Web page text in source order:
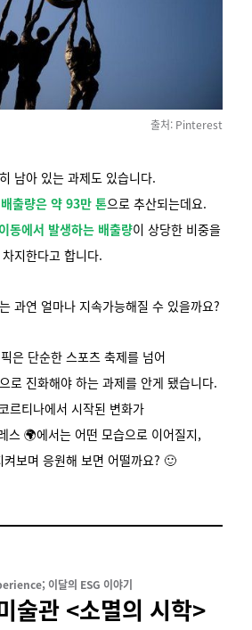
출처: Pinterest
남아 있는 과제도 있습니다.
출량은 약 93만 톤으로 추산되는데요.
동에서 발생하는 배출량이 상당한 비중을
차지한다고 합니다.
과연 얼마나 지속가능해질 수 있을까요?
은 단순한 스포츠 축제를 넘어
로 진화해야 하는 과제를 안게 됐습니다.
르티나에서 시작된 변화가
스 🌍에서는 어떤 모습으로 이어질지,
켜보며 응원해 보면 어떨까요? 🙂
이달의 ESG 이야기
술관 <소멸의 시학>